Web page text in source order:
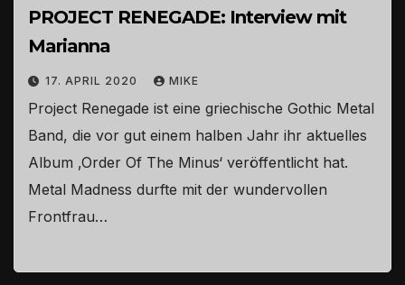
PROJECT RENEGADE: Interview mit
Marianna
17. APRIL 2020 MIKE
Project Renegade ist eine griechische Gothic Metal
Band, die vor gut einem halben Jahr ihr aktuelles
Album ‚Order Of The Minus‘ veröffentlicht hat.
Metal Madness durfte mit der wundervollen
Frontfrau…